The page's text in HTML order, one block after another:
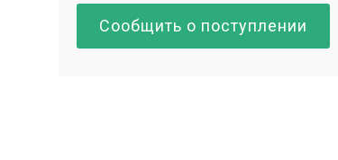
Сообщить о поступлении